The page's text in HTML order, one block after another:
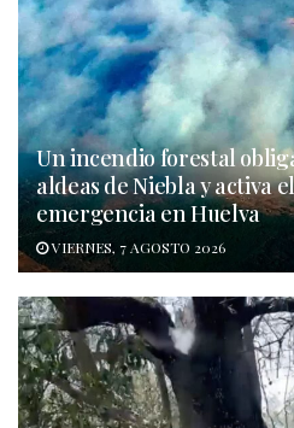
Un incendio forestal
aldeas de Niebla y activa
emergencia en Huelva
VIERNES, 7 AGOSTO 2026